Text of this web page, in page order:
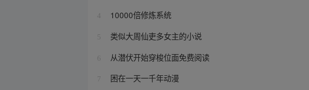
4 10000倍修炼系统
5 类似大周仙吏多女主的小说
6 从潜伏开始穿梭位面免费阅读
7 困在一天一千年动漫